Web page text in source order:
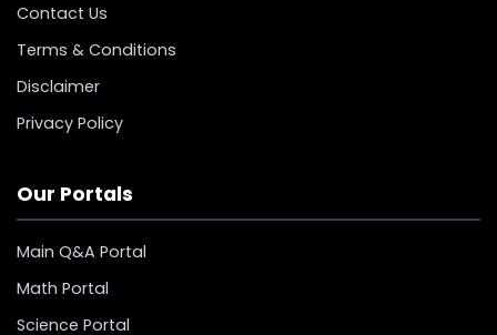
Contact Us
Terms & Conditions
Disclaimer
Privacy Policy
Our Portals
Main Q&A Portal
Math Portal
Science Portal